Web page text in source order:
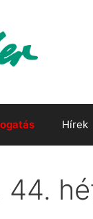
Hírek
44.